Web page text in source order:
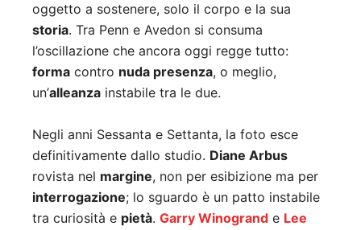
oggetto a sostenere, solo il corpo e la sua
storia. Tra Penn e Avedon si consuma
l’oscillazione che ancora oggi regge tutto:
forma contro nuda presenza, o meglio,
un’alleanza instabile tra le due.
Negli anni Sessanta e Settanta, la foto esce
definitivamente dallo studio. Diane Arbus
rovista nel margine, non per esibizione ma per
interrogazione; lo sguardo è un patto instabile
tra curiosità e pietà. Garry Winogrand e Lee